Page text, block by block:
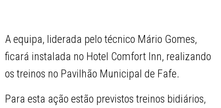
A equipa, liderada pelo técnico Mário Gomes,
ficará instalada no Hotel Comfort Inn, realizando
os treinos no Pavilhão Municipal de Fafe.
Para esta ação estão previstos treinos bidiários,